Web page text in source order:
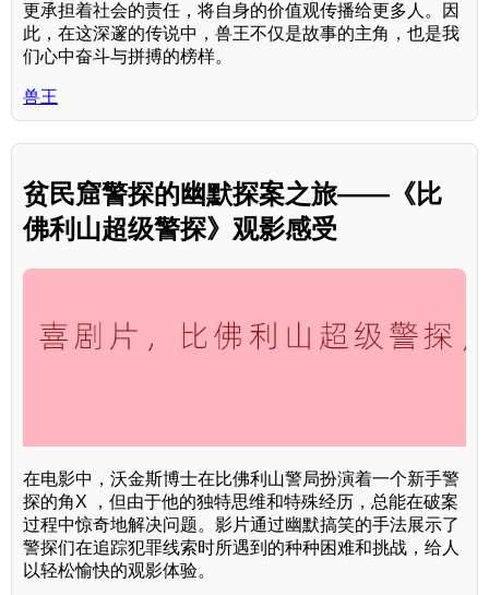
更承担着社会的责任，将自身的价值观传播给更多人。因
此，在这深邃的传说中，兽王不仅是故事的主角，也是我
们心中奋斗与拼搏的榜样。
兽王
贫民窟警探的幽默探案之旅——《比
佛利山超级警探》观影感受
在电影中，沃金斯博士在比佛利山警局扮演着一个新手警
探的角X ，但由于他的独特思维和特殊经历，总能在破案
过程中惊奇地解决问题。影片通过幽默搞笑的手法展示了
警探们在追踪犯罪线索时所遇到的种种困难和挑战，给人
以轻松愉快的观影体验。